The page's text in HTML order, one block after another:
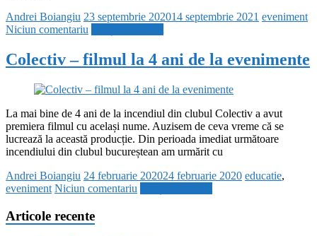
Andrei Boiangiu 23 septembrie 202014 septembrie 2021 eveniment
Niciun comentariu
Colectiv – filmul la 4 ani de la evenimente
La mai bine de 4 ani de la incendiul din clubul Colectiv a avut
premiera filmul cu același nume. Auzisem de ceva vreme că se
lucrează la această producție. Din perioada imediat următoare
incendiului din clubul bucureștean am urmărit cu
Andrei Boiangiu 24 februarie 202024 februarie 2020 educatie,
eveniment Niciun comentariu
Articole recente